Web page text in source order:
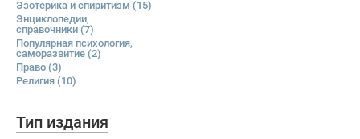
Эзотерика и спиритизм (15)
Энциклопедии,
справочники (7)
Популярная психология,
саморазвитие (2)
Право (3)
Религия (10)
Тип издания